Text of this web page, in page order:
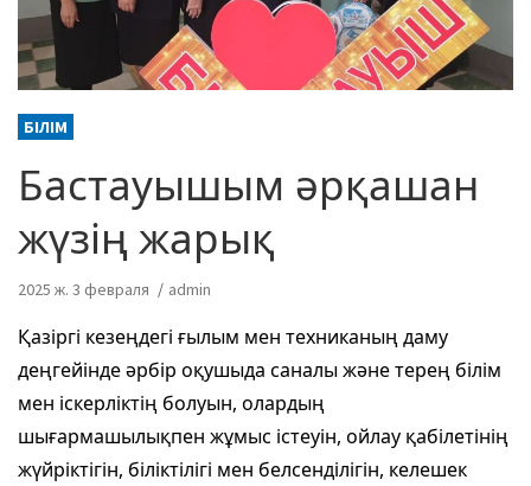
БІЛІМ
Бастауышым әрқашан
жүзің жарық
2025 ж. 3 февраля admin
Қазіргі кезеңдегі ғылым мен техниканың даму
деңгейінде әрбір оқушыда саналы және терең білім
мен іскерліктің болуын, олардың
шығармашылықпен жұмыс істеуін, ойлау қабілетінің
жүйріктігін, біліктілігі мен белсенділігін, келешек